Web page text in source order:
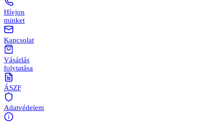
Hívjon
minket
Kapcsolat
Vásárlás
folytatása
ÁSZF
Adatvédelem